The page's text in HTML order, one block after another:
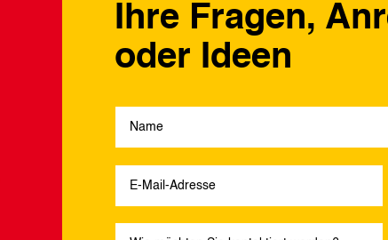
Ihre Fragen,
oder Ideen